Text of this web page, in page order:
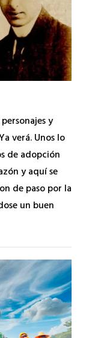
y
verá. Unos lo
de adopción
y aquí se
de paso por la
un buen